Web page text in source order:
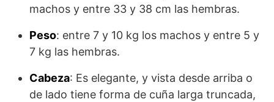
machos y entre 33 y 38 cm las hembras.
Peso: entre 7 y 10 kg los machos y entre 5 y
7 kg las hembras.
Cabeza: Es elegante, y vista desde arriba o
de lado tiene forma de cuña larga trun­cada,